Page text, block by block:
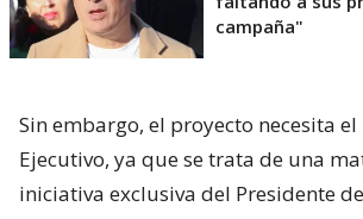
campaña"
Sin embargo, el proyecto necesita
Ejecutivo, ya que se trata de una
iniciativa exclusiva del Presidente